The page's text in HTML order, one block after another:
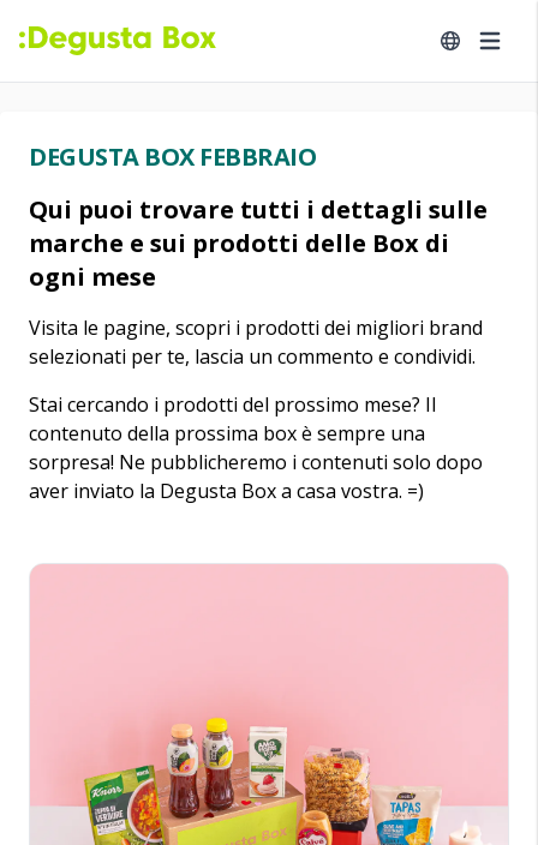
DEGUSTA BOX FEBBRAIO
Qui puoi trovare tutti i dettagli sulle
marche e sui prodotti delle Box di
ogni mese
Visita le pagine, scopri i prodotti dei migliori brand
selezionati per te, lascia un commento e condividi.
Stai cercando i prodotti del prossimo mese? Il
contenuto della prossima box è sempre una
sorpresa! Ne pubblicheremo i contenuti solo dopo
aver inviato la Degusta Box a casa vostra. =)